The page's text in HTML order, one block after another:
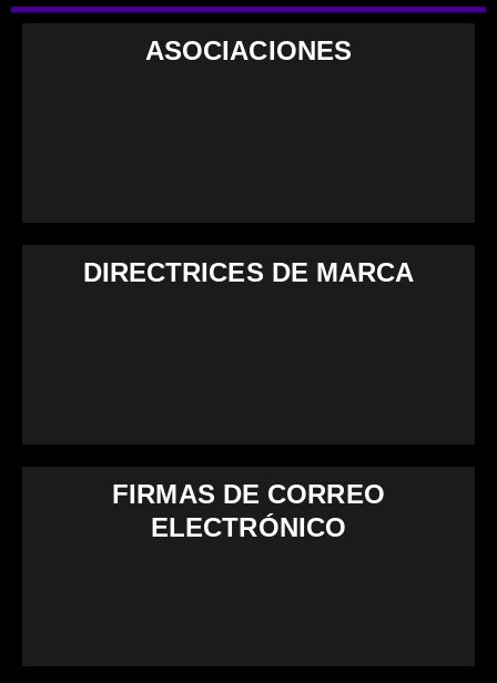
ASOCIACIONES
DIRECTRICES DE MARCA
FIRMAS DE CORREO
ELECTRÓNICO